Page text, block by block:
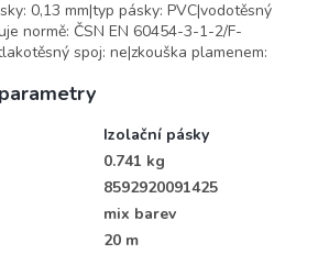
0,13 mm|typ pásky: PVC|vodotěsný
normě: ČSN EN 60454-3-1-2/F-
spoj: ne|zkouška plamenem:
Izolační pásky
0.741 kg
8592920091425
mix barev
20 m